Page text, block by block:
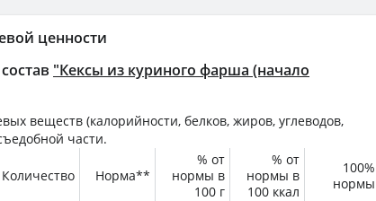
ценности
"Кексы из куриного фарша (начало
веществ (калорийности, белков, жиров, углеводов,
части.
Количество Норма**
% от
нормы в
100 г
% от
нормы в
100 ккал
100%
нормы